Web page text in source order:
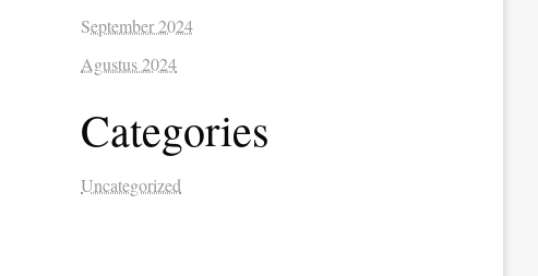
September 2024
Agustus 2024
Categories
Uncategorized